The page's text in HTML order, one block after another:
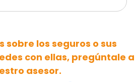
sobre los seguros o sus
con ellas, pregúntale a
asesor.